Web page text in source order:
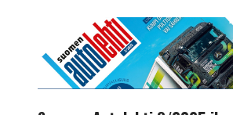
Autolehti
3/2025
ilmestyy